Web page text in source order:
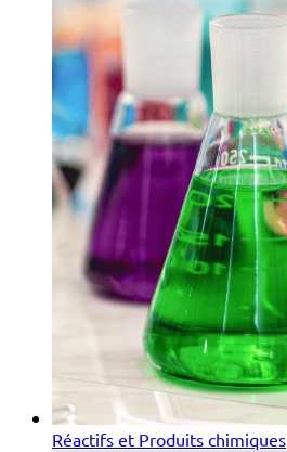
Réactifs et Produits chimiques